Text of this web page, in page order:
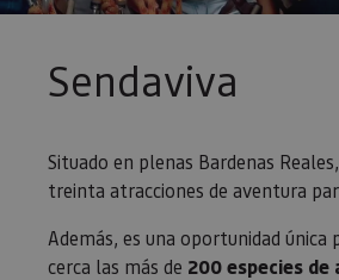
Sendaviva
Situado en plenas Bardenas
treinta atracciones de aventura
Además, es una oportunidad única
cerca las más de 200 especies de